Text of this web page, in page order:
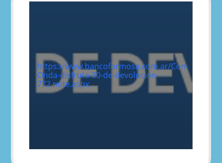
https://www.bancoformosa.com.ar/Con-
Onda-disfruta-30-de-devolucion-
772.note.aspx